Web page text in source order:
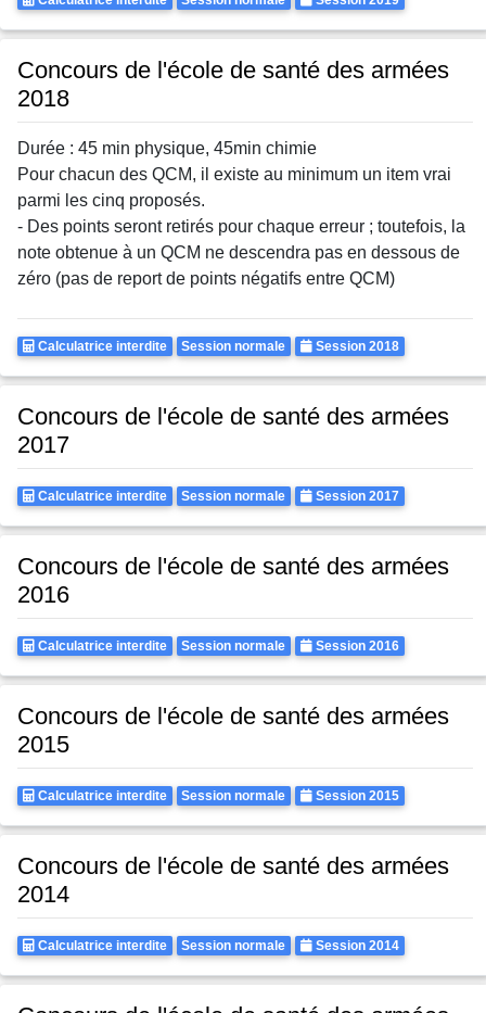
Concours de l'école de santé des armées
2018
Durée : 45 min physique, 45min chimie
Pour chacun des QCM, il existe au minimum un item vrai
parmi les cinq proposés.
- Des points seront retirés pour chaque erreur ; toutefois, la
note obtenue à un QCM ne descendra pas en dessous de
zéro (pas de report de points négatifs entre QCM)
Calculatrice
Calculatrice interdite Rattrapages
Session normale Annee
Session 2018
Concours de l'école de santé des armées
2017
Calculatrice
Calculatrice interdite Rattrapages
Session normale Annee
Session 2017
Concours de l'école de santé des armées
2016
Calculatrice
Calculatrice interdite Rattrapages
Session normale Annee
Session 2016
Concours de l'école de santé des armées
2015
Calculatrice
Calculatrice interdite Rattrapages
Session normale Annee
Session 2015
Concours de l'école de santé des armées
2014
Calculatrice
Calculatrice interdite Rattrapages
Session normale Annee
Session 2014